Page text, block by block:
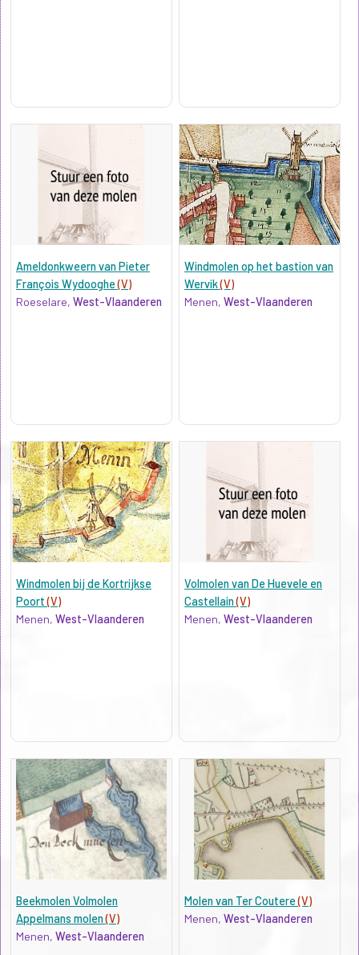
Ameldonkweern van Pieter
François Wydooghe(V)
Roeselare, West-Vlaanderen
Windmolen op het bastion van
Wervik(V)
Menen,West-Vlaanderen
Windmolen bij de Kortrijkse
Poort(V)
Menen, West-Vlaanderen
Volmolen van De Huevele en
Castellain(V)
Menen,West-Vlaanderen
Beekmolen Volmolen
Appelmans molen(V)
Menen, West-Vlaanderen
Molen van Ter Coutere(V)
Menen,West-Vlaanderen